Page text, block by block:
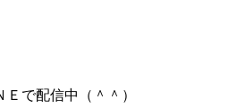
で配信中（＾＾）